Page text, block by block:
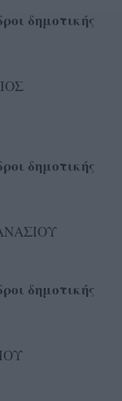
δημοτικής
δημοτικής
δημοτικής